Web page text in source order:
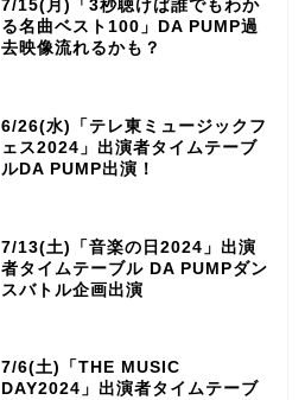
7/15(月)「3秒聴けば誰でもわか
る名曲ベスト100」DA PUMP過
去映像流れるかも？
6/26(水)「テレ東ミュージックフ
ェス2024」出演者タイムテーブ
ルDA PUMP出演！
7/13(土)「音楽の日2024」出演
者タイムテーブル DA PUMPダン
スバトル企画出演
7/6(土)「THE MUSIC
DAY2024」出演者タイムテーブ